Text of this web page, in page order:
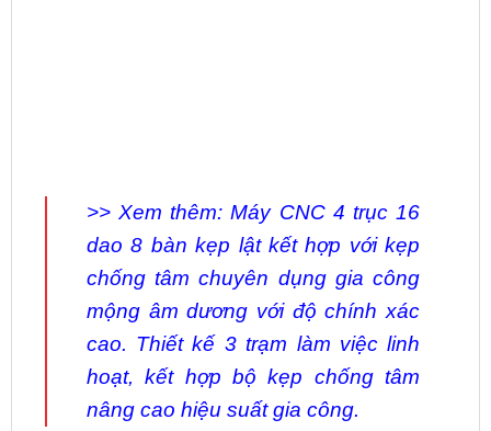
>> Xem thêm:Máy CNC 4 trục 16
dao 8 bàn kẹp lật kết hợp với kẹp
chống tâm chuyên dụng gia công
mộng âm dương với độ chính xác
cao. Thiết kế 3 trạm làm việc linh
hoạt, kết hợp bộ kẹp chống tâm
nâng cao hiệu suất gia công.